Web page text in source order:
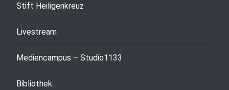
Stift Heiligenkreuz
Livestream
Mediencampus – Studio1133
Bibliothek